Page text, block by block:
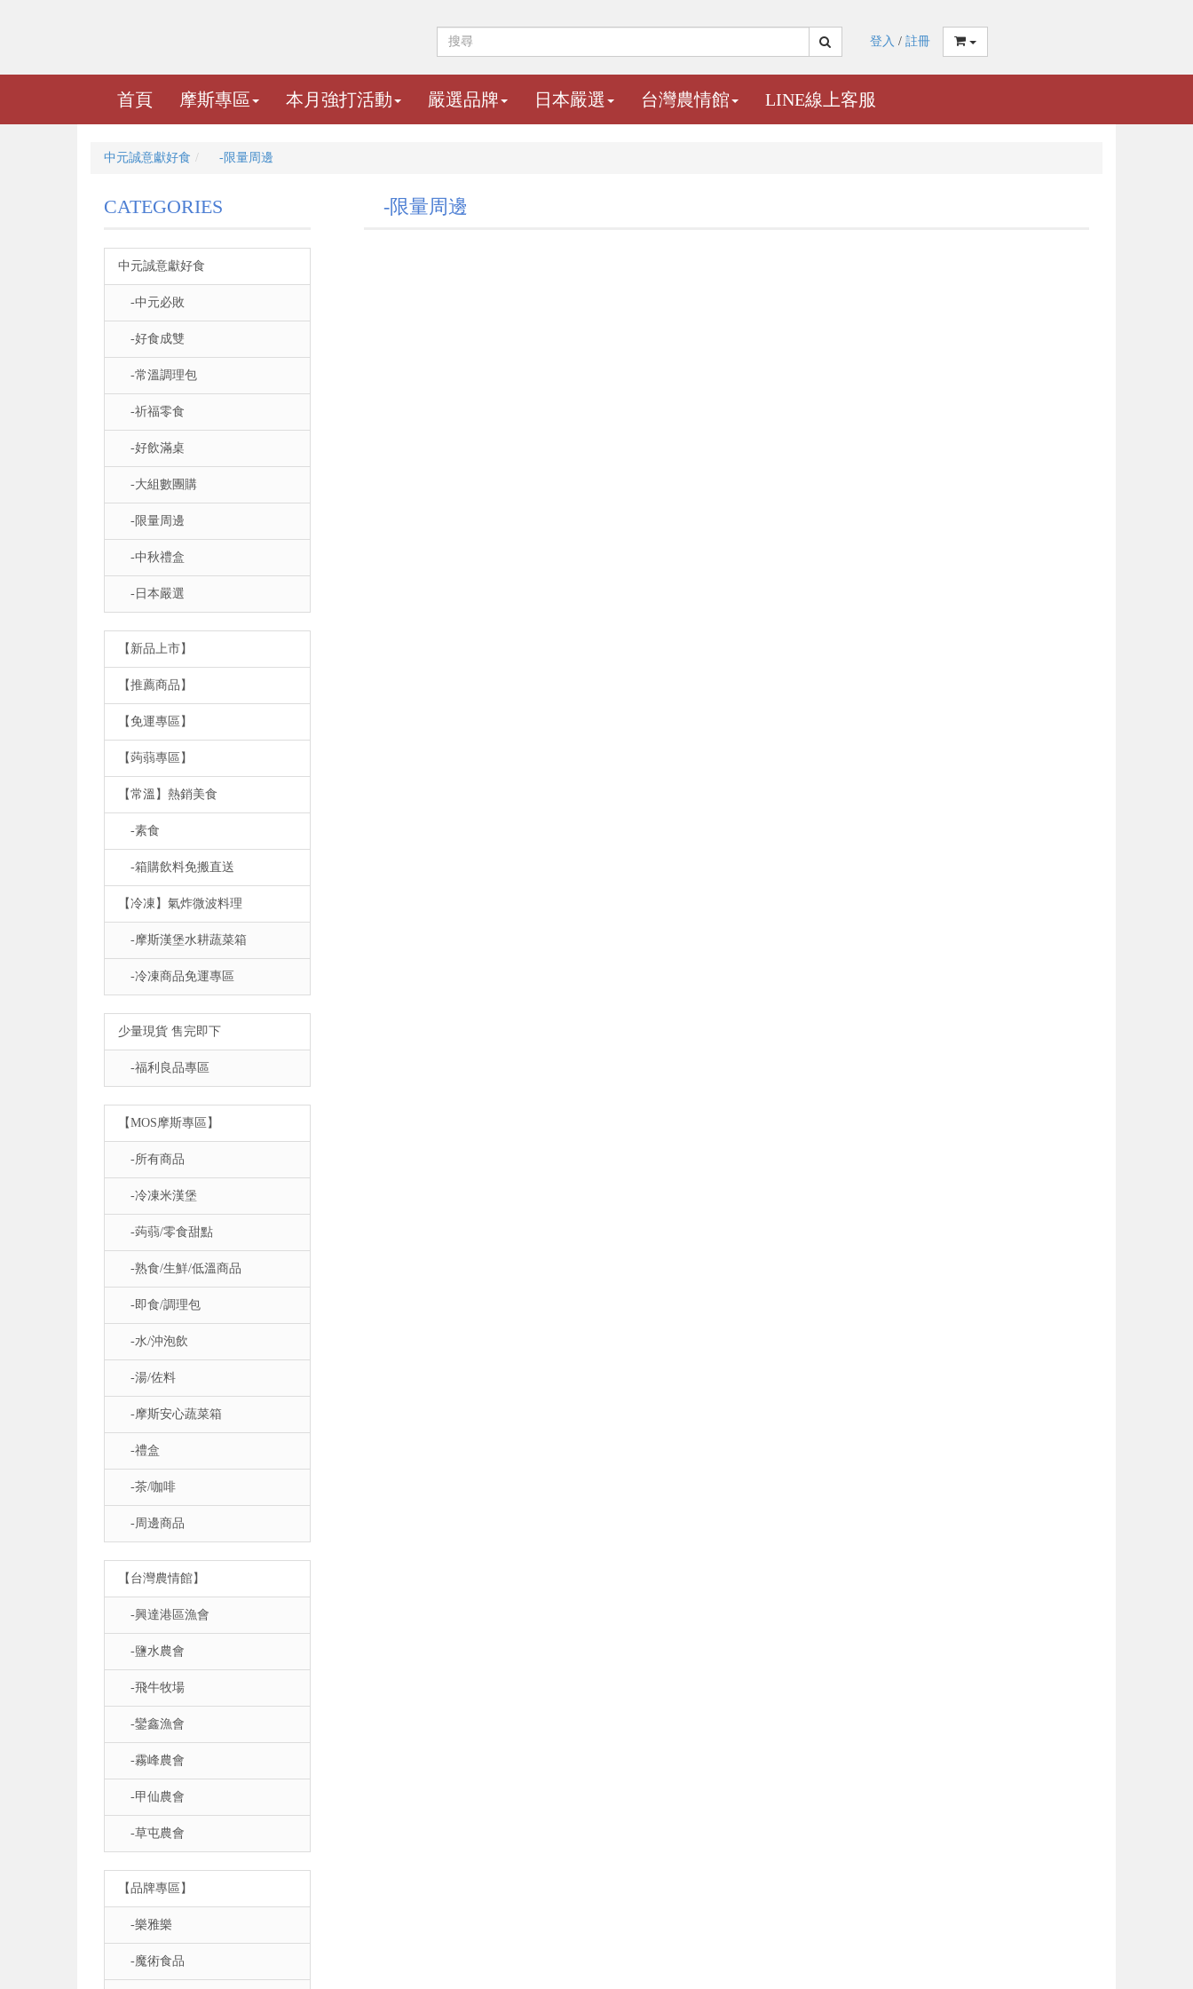
登入 / 註冊
首頁 摩斯專區 本月強打活動 嚴選品牌 日本嚴選 台灣農情館 LINE線上客服
中元誠意獻好食 -限量周邊
CATEGORIES
中元誠意獻好食
-中元必敗
-好食成雙
-常溫調理包
-祈福零食
-好飲滿桌
-大組數團購
-限量周邊
-中秋禮盒
-日本嚴選
【新品上市】
【推薦商品】
【免運專區】
【蒟蒻專區】
【常溫】熱銷美食
-素食
-箱購飲料免搬直送
【冷凍】氣炸微波料理
-摩斯漢堡水耕蔬菜箱
-冷凍商品免運專區
少量現貨 售完即下
-福利良品專區
【MOS摩斯專區】
-所有商品
-冷凍米漢堡
-蒟蒻/零食甜點
-熟食/生鮮/低溫商品
-即食/調理包
-水/沖泡飲
-湯/佐料
-摩斯安心蔬菜箱
-禮盒
-茶/咖啡
-周邊商品
【台灣農情館】
-興達港區漁會
-鹽水農會
-飛牛牧場
-鑾鑫漁會
-霧峰農會
-甲仙農會
-草屯農會
【品牌專區】
-樂雅樂
-魔術食品
-限量周邊